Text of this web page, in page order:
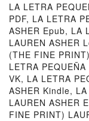
LA LETRA
PDF, LA LETRA
ASHER Epub, LA
LAUREN ASHER
(THE FINE
LETRA
VK, LA LETRA
ASHER Kindle,
LAUREN ASHER
FINE PRINT)